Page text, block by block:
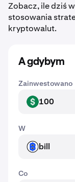
Zobacz, ile dziś
stosowania
kryptowalut.
A gdybym
Zainwestowano
USD 100
W
BILL bill
Co